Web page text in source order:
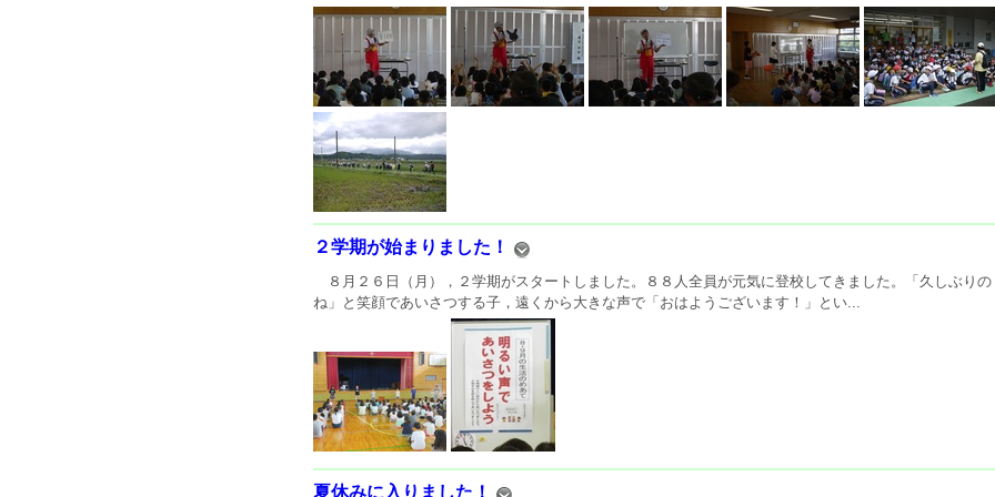
２学期が始まりました！
８月２６日（月），２学期がスタートしました。８８人全員が元気に登校してきました。「久しぶり
ね」と笑顔であいさつする子，遠くから大きな声で「おはようございます！」とい...
夏休みに入りました！